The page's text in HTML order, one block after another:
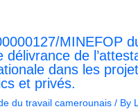
MINEFOP
de
dans les
et privés.
du travail camerounais/ By